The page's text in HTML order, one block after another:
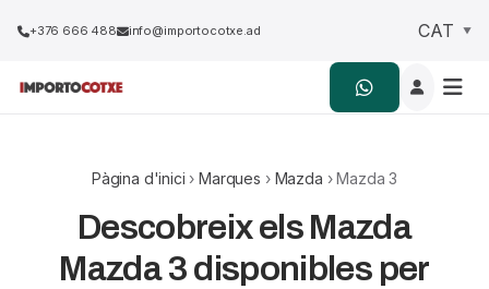
+376 666 488 info@importocotxe.ad
Pàgina d'inici ›Marques › Mazda › Mazda 3
Descobreix els Mazda
Mazda 3 disponibles per